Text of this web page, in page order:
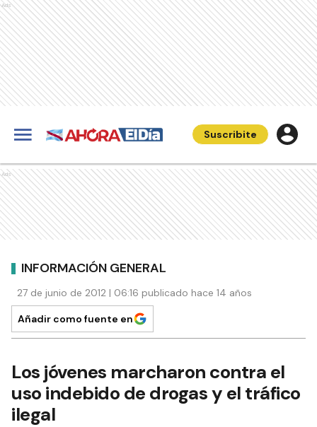
Ads
Suscribite
Ads
INFORMACIÓN GENERAL
27 de junio de 2012 | 06:16 publicado hace 14 años
Añadir como fuente en
Los jóvenes marcharon contra el
uso indebido de drogas y el tráfico
ilegal